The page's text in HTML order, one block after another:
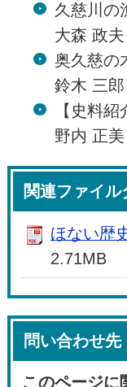
久慈川の
大森 政夫
奥久慈の
鈴木 三郎
【史料
野内 正美
関連ファイ
ほない歴
2.71MB
問い合わせ先
このページに